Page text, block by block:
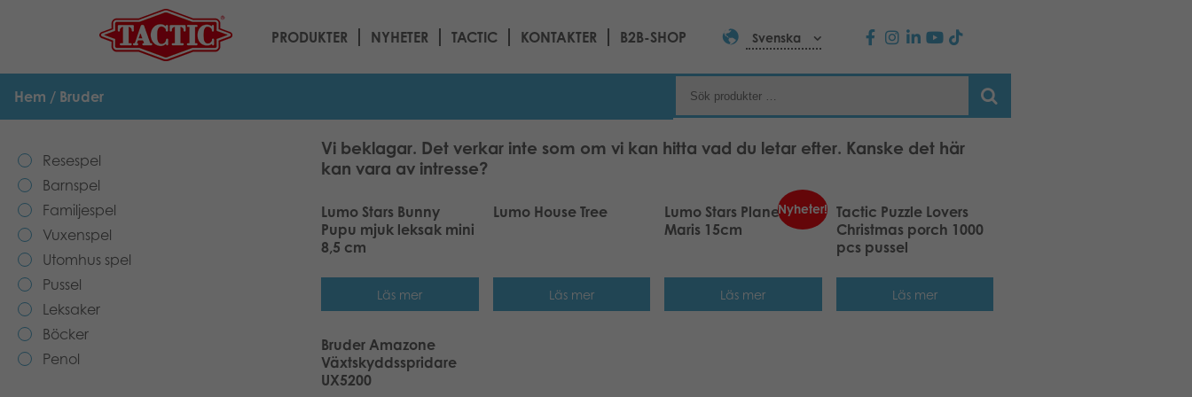
PRODUKTER NYHETER TACTIC KONTAKTER B2B-SHOP Svenska
Hem / Bruder
Resespel
Barnspel
Familjespel
Vuxenspel
Utomhus spel
Pussel
Leksaker
Böcker
Penol
Vi beklagar. Det verkar inte som om vi kan hitta vad du letar efter. Kanske det här
kan vara av intresse?
Lumo Stars Bunny
Pupu mjuk leksak mini
8,5 cm
Läs mer
Lumo House Tree
Läs mer
Nyheter!
Lumo Stars Planet Pals
Maris 15cm
Läs mer
Tactic Puzzle Lovers
Christmas porch 1000
pcs pussel
Läs mer
Bruder Amazone
Växtskyddsspridare
UX5200